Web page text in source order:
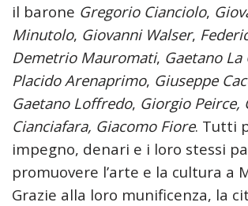
il barone Gregorio Cianciolo,
Minutolo, Giovanni Walser,
Demetrio Mauromati, Gaetano
Placido Arenaprimo, Giuseppe
Gaetano Loffredo, Giorgio Peirce,
Cianciafara, Giacomo Fiore. Tutti
impegno, denari e i loro stessi
promuovere l’arte e la cultura a
Grazie alla loro munificenza, la